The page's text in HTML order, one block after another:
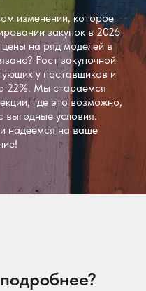
изменении, которое
закупок в 2026
на ряд моделей в
Рост закупочной
у поставщиков и
22%. Мы стараемся
где это возможно,
выгодные условия.
надеемся на ваше